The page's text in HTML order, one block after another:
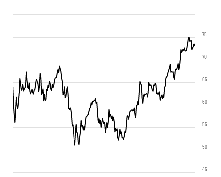
45
50
55
60
65
70
75